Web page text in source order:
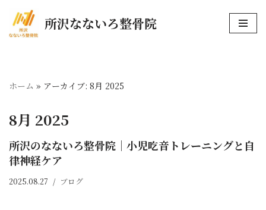
コ
ツ
ス
ッ
プ
所沢なないろ整骨院
ホーム » アーカイブ: 8月 2025
8月 2025
所沢のなないろ整骨院｜小児吃音トレーニングと自
律神経ケア
2025.08.27 ブログ